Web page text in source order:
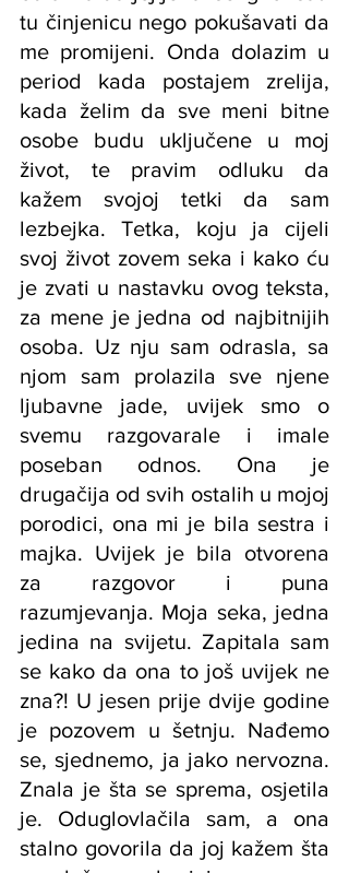
tu činjenicu nego pokušavati da
me promijeni. Onda dolazim u
period kada postajem zrelija,
kada želim da sve meni bitne
osobe budu uključene u moj
život, te pravim odluku da
kažem svojoj tetki da sam
lezbejka. Tetka, koju ja cijeli
svoj život zovem seka i kako ću
je zvati u nastavku ovog teksta,
za mene je jedna od najbitnijih
osoba. Uz nju sam odrasla, sa
njom sam prolazila sve njene
ljubavne jade, uvijek smo o
svemu razgovarale i imale
poseban odnos. Ona je
drugačija od svih ostalih u mojoj
porodici, ona mi je bila sestra i
majka. Uvijek je bila otvorena
za razgovor i puna
razumjevanja. Moja seka, jedna
jedina na svijetu. Zapitala sam
se kako da ona to još uvijek ne
zna?! U jesen prije dvije godine
je pozovem u šetnju. Nađemo
se, sjednemo, ja jako nervozna.
Znala je šta se sprema, osjetila
je. Oduglovlačila sam, a ona
stalno govorila da joj kažem šta